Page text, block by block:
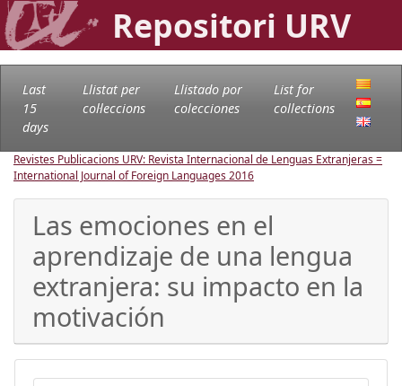
Repositori URV
Last
15
days
Llistat per
col·leccions
Llistado por
colecciones
List for
collections
Revistes Publicacions URV: Revista Internacional de Lenguas Extranjeras =
International Journal of Foreign Languages2016
Las emociones en el
aprendizaje de una lengua
extranjera: su impacto en la
motivación